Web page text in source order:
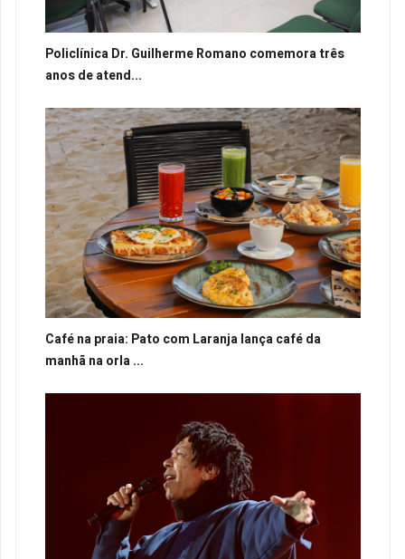
Policlínica Dr. Guilherme Romano comemora três
anos de atend...
Café na praia: Pato com Laranja lança café da
manhã na orla ...